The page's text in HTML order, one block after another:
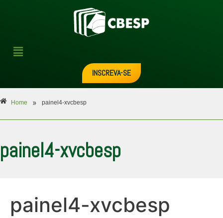
INSCREVA-SE
Home » painel4-xvcbesp
painel4-xvcbesp
painel4-xvcbesp